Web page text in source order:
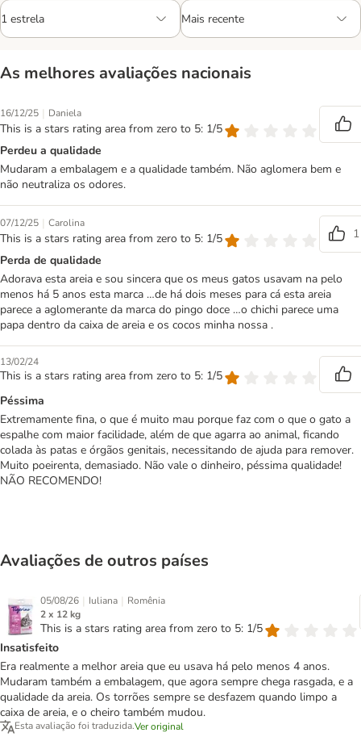
As melhores avaliações nacionais
16/12/25 | Daniela
This is a stars rating area from zero to 5: 1/5
Perdeu a qualidade
Mudaram a embalagem e a qualidade também. Não aglomera bem e
não neutraliza os odores.
07/12/25 | Carolina
This is a stars rating area from zero to 5: 1/5
1
Perda de qualidade
Adorava esta areia e sou sincera que os meus gatos usavam na pelo
menos há 5 anos esta marca …de há dois meses para cá esta areia
parece a aglomerante da marca do pingo doce …o chichi parece uma
papa dentro da caixa de areia e os cocos minha nossa .
13/02/24
This is a stars rating area from zero to 5: 1/5
Péssima
Extremamente fina, o que é muito mau porque faz com o que o gato a
espalhe com maior facilidade, além de que agarra ao animal, ficando
colada às patas e órgãos genitais, necessitando de ajuda para remover.
Muito poeirenta, demasiado. Não vale o dinheiro, péssima qualidade!
NÃO RECOMENDO!
Avaliações de outros países
05/08/26 | Iuliana | Romênia
2 x 12 kg
This is a stars rating area from zero to 5: 1/5
Insatisfeito
Era realmente a melhor areia que eu usava há pelo menos 4 anos.
Mudaram também a embalagem, que agora sempre chega rasgada, e a
qualidade da areia. Os torrões sempre se desfazem quando limpo a
caixa de areia, e o cheiro também mudou.
Esta avaliação foi traduzida.Ver original